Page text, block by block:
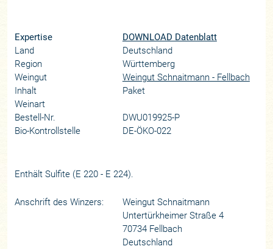
Expertise
DOWNLOAD Datenblatt
Land
Deutschland
Region
Württemberg
Weingut
Weingut Schnaitmann - Fellbach
Inhalt
Paket
Weinart
Bestell-Nr.
DWU019925-P
Bio-Kontrollstelle
DE-ÖKO-022
Enthält Sulfite (E 220 - E 224).
Anschrift des Winzers:
Weingut Schnaitmann
Untertürkheimer Straße 4
70734 Fellbach
Deutschland